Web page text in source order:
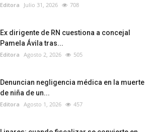
Editora Julio 31, 2026 708
Ex dirigente de RN cuestiona a concejal
Pamela Ávila tras...
Editora Agosto 2, 2026 505
Denuncian negligencia médica en la muerte
de niña de un...
Editora Agosto 1, 2026 457